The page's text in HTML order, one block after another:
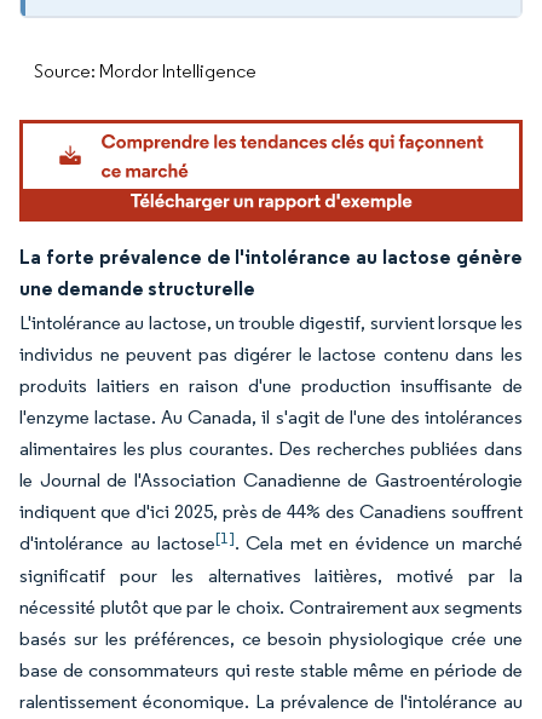
Source: Mordor Intelligence
La forte prévalence de l'intolérance au lactose génère
une demande structurelle
L'intolérance au lactose, un trouble digestif, survient lorsque les
individus ne peuvent pas digérer le lactose contenu dans les
produits laitiers en raison d'une production insuffisante de
l'enzyme lactase. Au Canada, il s'agit de l'une des intolérances
alimentaires les plus courantes. Des recherches publiées dans
le Journal de l'Association Canadienne de Gastroentérologie
indiquent que d'ici 2025, près de 44% des Canadiens souffrent
d'intolérance au lactose[1]. Cela met en évidence un marché
significatif pour les alternatives laitières, motivé par la
nécessité plutôt que par le choix. Contrairement aux segments
basés sur les préférences, ce besoin physiologique crée une
base de consommateurs qui reste stable même en période de
ralentissement économique. La prévalence de l'intolérance au